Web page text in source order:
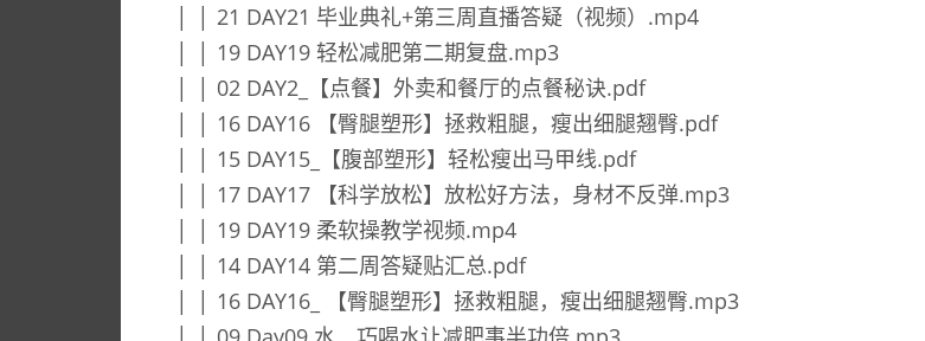
│ │ 21 DAY21 毕业典礼+第三周直播答疑（视频）.mp4
│ │ 19 DAY19 轻松减肥第二期复盘.mp3
│ │ 02 DAY2_【点餐】外卖和餐厅的点餐秘诀.pdf
│ │ 16 DAY16 【臀腿塑形】拯救粗腿，瘦出细腿翘臀.pdf
│ │ 15 DAY15_【腹部塑形】轻松瘦出马甲线.pdf
│ │ 17 DAY17 【科学放松】放松好方法，身材不反弹.mp3
│ │ 19 DAY19 柔软操教学视频.mp4
│ │ 14 DAY14 第二周答疑贴汇总.pdf
│ │ 16 DAY16_ 【臀腿塑形】拯救粗腿，瘦出细腿翘臀.mp3